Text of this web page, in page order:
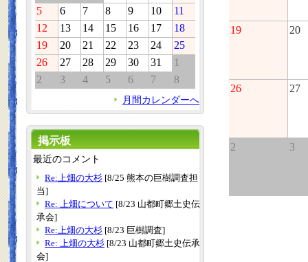
19 20
26 27
2 3
5
6 7 8 9 10
11
12
13 14 15 16 17
18
19
20 21 22 23 24
25
26
27 28 29 30 31
1
2
3 4 5 6 7 8
月間カレンダーへ
掲示板
最近のコメント
Re:上畑の大杉 [8/25 熊本の巨樹調査担
当]
Re: 上畑について [8/23 山都町郷土史伝
承会]
Re:上畑の大杉 [8/23 巨樹調査]
Re: 上畑の大杉 [8/23 山都町郷土史伝承
会]